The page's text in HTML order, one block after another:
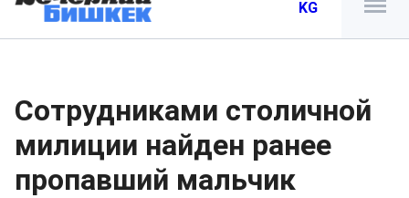
KG
Сотрудниками столичной
милиции найден ранее
пропавший мальчик